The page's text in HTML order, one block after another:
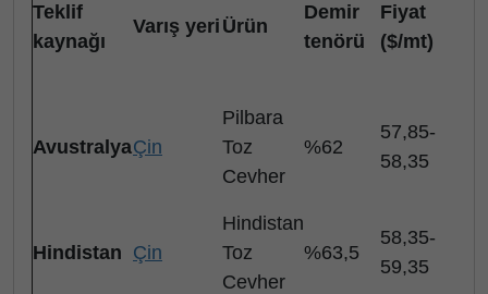
Teklif
kaynağı
Varış yeri Ürün
Demir
tenörü
Fiyat
($/mt)
AvustralyaÇin
Pilbara
Toz
Cevher
%62
57,85-
58,35
Hindistan Çin
Hindistan
Toz
Cevher
%63,5
58,35-
59,35